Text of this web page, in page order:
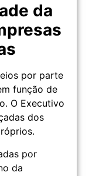
da
por parte
função de
O Executivo
dos
por
da